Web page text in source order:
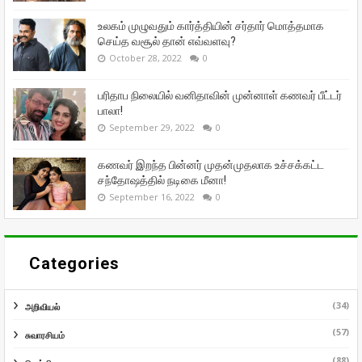
உலகம் முழுவதும் கார்த்தியின் சர்தார் மொத்தமாக
செய்த வசூல் தான் எவ்வளவு?
October 28, 2022 0
பரிதாப நிலையில் வனிதாவின் முன்னாள் கணவர் பீட்டர்
பாலா!
September 29, 2022 0
கணவர் இறந்த பின்னர் முதன்முதலாக உச்சக்கட்ட
சந்தோஷத்தில் நடிகை மீனா!
September 16, 2022 0
Categories
அறிவியல் (34)
சுவாரசியம் (57)
(88)